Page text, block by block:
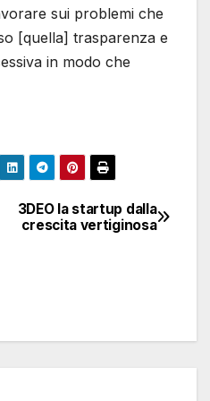
sui problemi che
[quella] trasparenza e
in modo che
3DEO la startup dalla
crescita vertiginosa